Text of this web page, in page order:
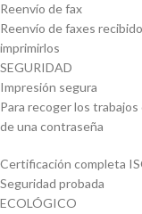
Reenvío de fax
Reenvío de faxes
imprimirlos
SEGURIDAD
Impresión segura
Para recoger los
de una contraseña
Certificación completa
Seguridad probada
ECOLÓGICO